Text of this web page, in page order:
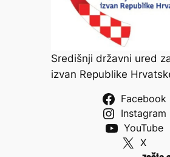
Središnji državni ured
izvan Republike
Facebook
Instagram
YouTube
X